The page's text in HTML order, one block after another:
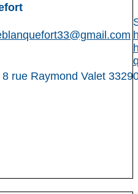
rue Raymond Valet